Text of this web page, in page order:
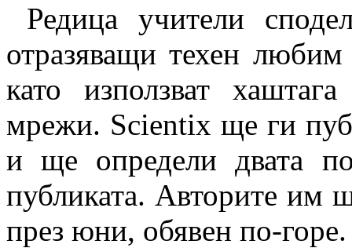
Редица учители
отразяващи техен
като използват
мрежи. Scientix ще ги
и ще определи двата
публиката. Авторите им
през юни, обявен по-горе.